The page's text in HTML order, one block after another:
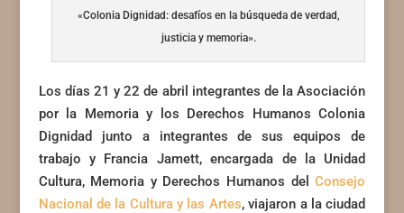
«Colonia Dignidad: desafíos en la búsqueda de verdad,
justicia y memoria».
Los días 21 y 22 de abril integrantes de la Asociación
por la Memoria y los Derechos Humanos Colonia
Dignidad junto a integrantes de sus equipos de
trabajo y Francia Jamett, encargada de la Unidad
Cultura, Memoria y Derechos Humanos delConsejo
Nacional de la Cultura y las Artes, viajaron a la ciudad